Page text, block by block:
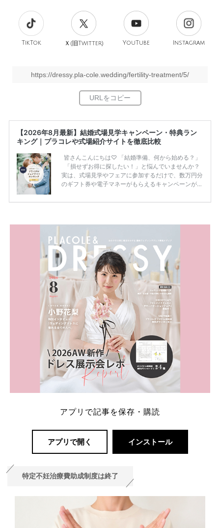
TikTok Ｘ(旧Twitter) YouTube Instagram
https://dressy.pla-cole.wedding/fertility-treatment/5/
【2026年8月最新】結婚式場見学キャンペーン・特典ラン
キング｜プラコレや式場紹介サイトを徹底比較
皆さんこんにちは♡ 「結婚準備、何から始める？」
「損せずお得に探したい！」と悩んでいませんか？
実は、式場見学やフェアに参加するだけで、数万円分
のギフト券や電子マネーがもらえるキャンペーンがあ
ため、比較せずに選ぶと損をしてしまうことも……。
内容：特典金額・条件・応募方法・注意点 「どこが
一番お得？」「プラコレの特典は？」といった疑問も
解決します。 まずは診断で候補を絞れる「ウェディ
ング診断」か、体験型 […]
続きを読む
アプリで記事を保存・購読
アプリで開く インストール
特定不妊治療費助成制度は終了